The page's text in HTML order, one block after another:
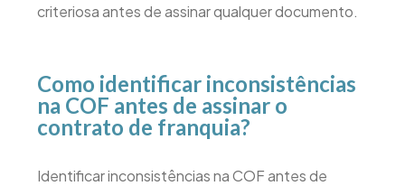
criteriosa antes de assinar qualquer documento.
Como identificar inconsistências
na COF antes de assinar o
contrato de franquia?
Identificar inconsistências na COF antes de